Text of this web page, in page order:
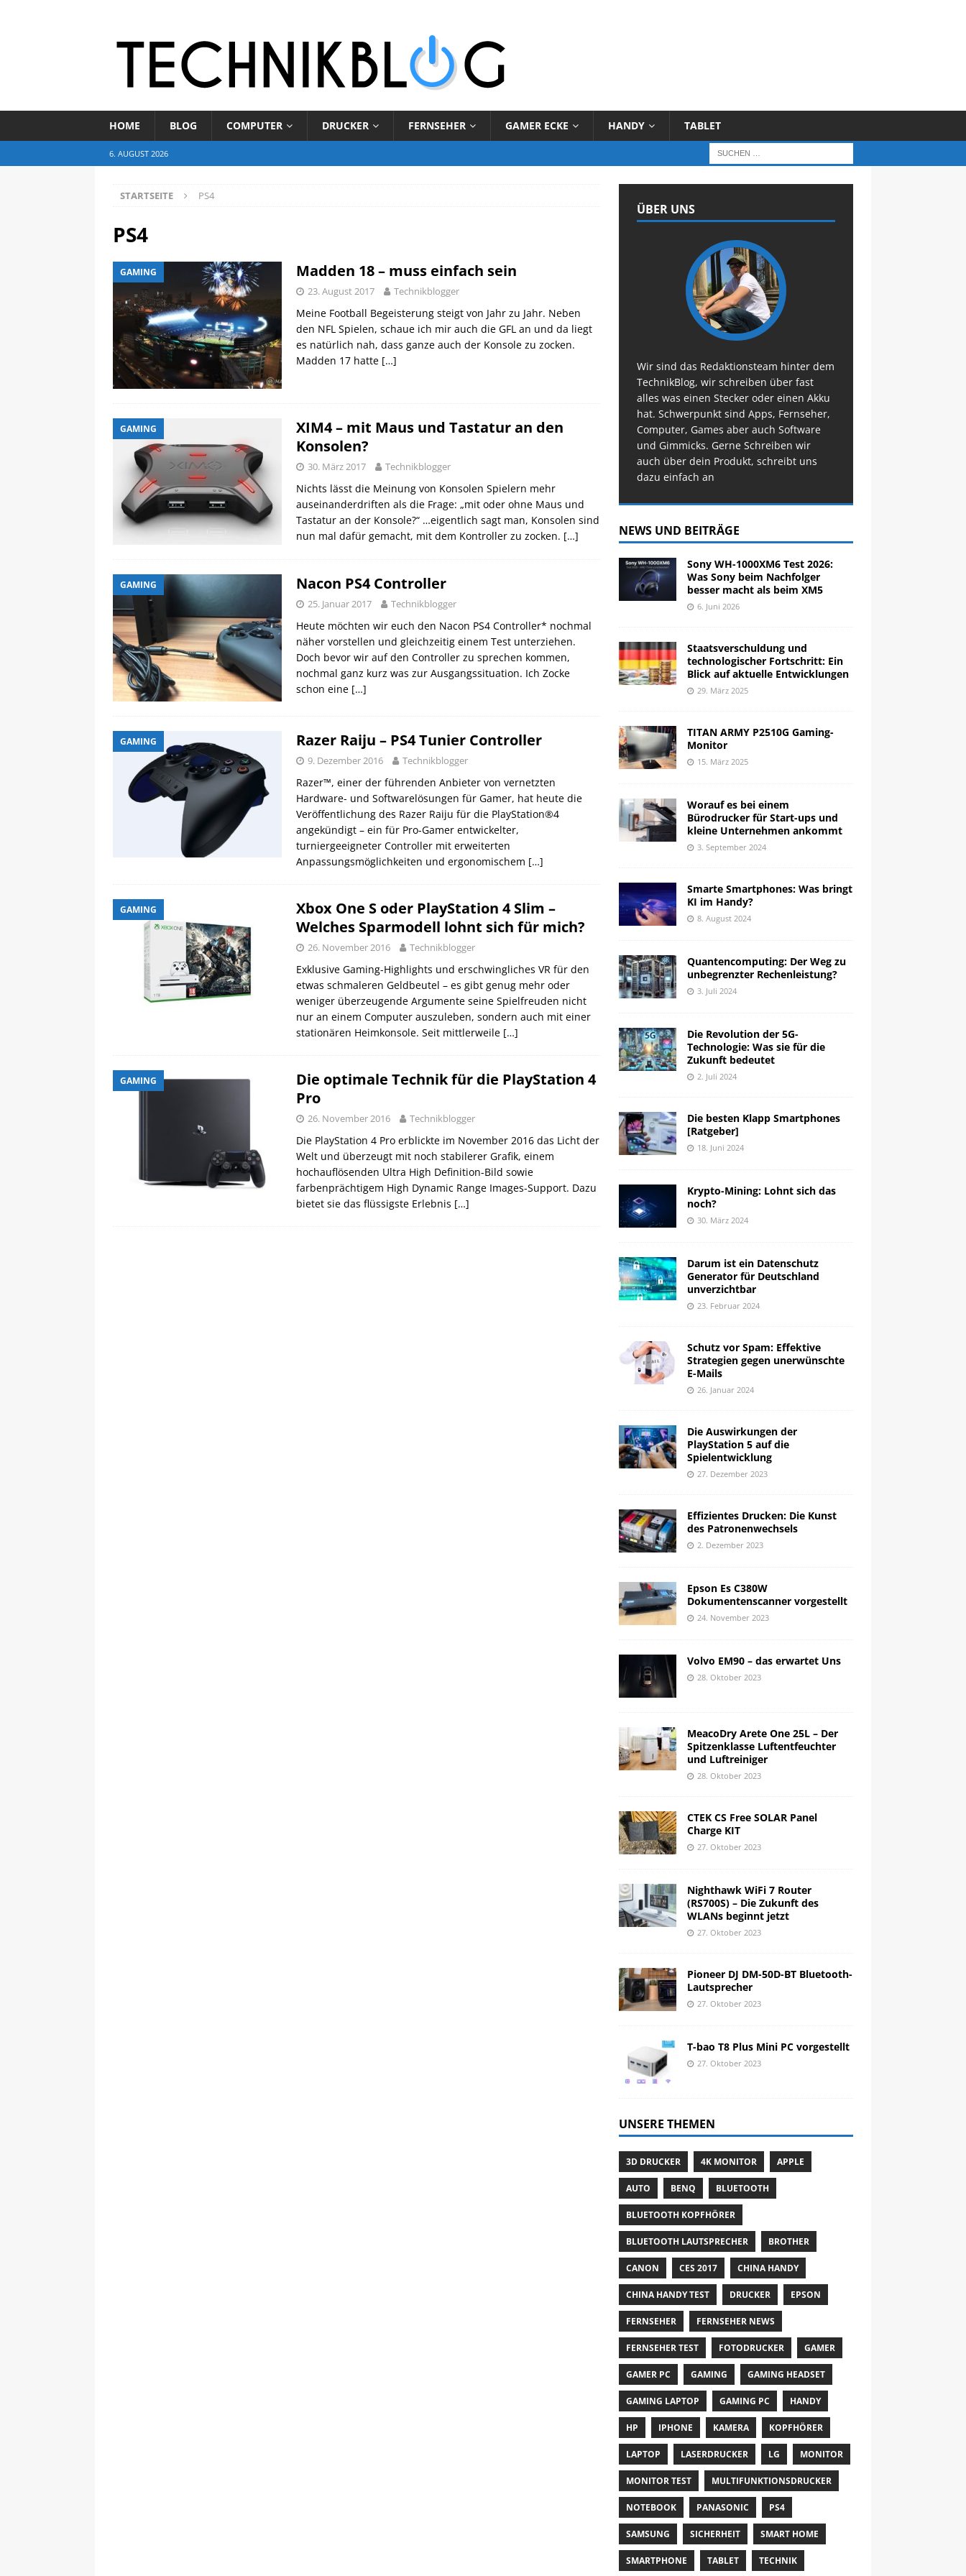
HOME BLOG COMPUTER DRUCKER FERNSEHER GAMER ECKE HANDY TABLET
6. AUGUST 2026
STARTSEITE PS4
PS4
GAMING Madden 18 – muss einfach sein
23. August 2017 Technikblogger
Meine Football Begeisterung steigt von Jahr zu Jahr. Neben
den NFL Spielen, schaue ich mir auch die GFL an und da liegt
es natürlich nah, dass ganze auch der Konsole zu zocken.
Madden 17 hatte […]
GAMING
XIM4 – mit Maus und Tastatur an den
Konsolen?
30. März 2017 Technikblogger
Nichts lässt die Meinung von Konsolen Spielern mehr
auseinanderdriften als die Frage: „mit oder ohne Maus und
Tastatur an der Konsole?“ …eigentlich sagt man, Konsolen sind
nun mal dafür gemacht, mit dem Kontroller zu zocken. […]
GAMING Nacon PS4 Controller
25. Januar 2017 Technikblogger
Heute möchten wir euch den Nacon PS4 Controller* nochmal
näher vorstellen und gleichzeitig einem Test unterziehen.
Doch bevor wir auf den Controller zu sprechen kommen,
nochmal ganz kurz was zur Ausgangssituation. Ich Zocke
schon eine […]
GAMING Razer Raiju – PS4 Tunier Controller
9. Dezember 2016 Technikblogger
Razer™, einer der führenden Anbieter von vernetzten
Hardware- und Softwarelösungen für Gamer, hat heute die
Veröffentlichung des Razer Raiju für die PlayStation®4
angekündigt – ein für Pro-Gamer entwickelter,
turniergeeigneter Controller mit erweiterten
Anpassungsmöglichkeiten und ergonomischem […]
GAMING
Xbox One S oder PlayStation 4 Slim –
Welches Sparmodell lohnt sich für mich?
26. November 2016 Technikblogger
Exklusive Gaming-Highlights und erschwingliches VR für den
etwas schmaleren Geldbeutel – es gibt genug mehr oder
weniger überzeugende Argumente seine Spielfreuden nicht
nur an einem Computer auszuleben, sondern auch mit einer
stationären Heimkonsole. Seit mittlerweile […]
GAMING
Die optimale Technik für die PlayStation 4
Pro
26. November 2016 Technikblogger
Die PlayStation 4 Pro erblickte im November 2016 das Licht der
Welt und überzeugt mit noch stabilerer Grafik, einem
hochauflösenden Ultra High Definition-Bild sowie
farbenprächtigem High Dynamic Range Images-Support. Dazu
bietet sie das flüssigste Erlebnis […]
ÜBER UNS
Wir sind das Redaktionsteam hinter dem
TechnikBlog, wir schreiben über fast
alles was einen Stecker oder einen Akku
hat. Schwerpunkt sind Apps, Fernseher,
Computer, Games aber auch Software
und Gimmicks. Gerne Schreiben wir
auch über dein Produkt, schreibt uns
dazu einfach an
NEWS UND BEITRÄGE
Sony WH-1000XM6 Test 2026:
Was Sony beim Nachfolger
besser macht als beim XM5
6. Juni 2026
Staatsverschuldung und
technologischer Fortschritt: Ein
Blick auf aktuelle Entwicklungen
29. März 2025
TITAN ARMY P2510G Gaming-
Monitor
15. März 2025
Worauf es bei einem
Bürodrucker für Start-ups und
kleine Unternehmen ankommt
3. September 2024
Smarte Smartphones: Was bringt
KI im Handy?
8. August 2024
Quantencomputing: Der Weg zu
unbegrenzter Rechenleistung?
3. Juli 2024
Die Revolution der 5G-
Technologie: Was sie für die
Zukunft bedeutet
2. Juli 2024
Die besten Klapp Smartphones
[Ratgeber]
18. Juni 2024
Krypto-Mining: Lohnt sich das
noch?
30. März 2024
Darum ist ein Datenschutz
Generator für Deutschland
unverzichtbar
23. Februar 2024
Schutz vor Spam: Effektive
Strategien gegen unerwünschte
E-Mails
26. Januar 2024
Die Auswirkungen der
PlayStation 5 auf die
Spielentwicklung
27. Dezember 2023
Effizientes Drucken: Die Kunst
des Patronenwechsels
2. Dezember 2023
Epson Es C380W
Dokumentenscanner vorgestellt
24. November 2023
Volvo EM90 – das erwartet Uns
28. Oktober 2023
MeacoDry Arete One 25L – Der
Spitzenklasse Luftentfeuchter
und Luftreiniger
28. Oktober 2023
CTEK CS Free SOLAR Panel
Charge KIT
27. Oktober 2023
Nighthawk WiFi 7 Router
(RS700S) – Die Zukunft des
WLANs beginnt jetzt
27. Oktober 2023
Pioneer DJ DM-50D-BT Bluetooth-
Lautsprecher
27. Oktober 2023
T-bao T8 Plus Mini PC vorgestellt
27. Oktober 2023
UNSERE THEMEN
3D DRUCKER 4K MONITOR APPLE
AUTO BENQ BLUETOOTH
BLUETOOTH KOPFHÖRER
BLUETOOTH LAUTSPRECHER BROTHER
CANON CES 2017 CHINA HANDY
CHINA HANDY TEST DRUCKER EPSON
FERNSEHER FERNSEHER NEWS
FERNSEHER TEST FOTODRUCKER GAMER
GAMER PC GAMING GAMING HEADSET
GAMING LAPTOP GAMING PC HANDY
HP IPHONE KAMERA KOPFHÖRER
LAPTOP LASERDRUCKER LG MONITOR
MONITOR TEST MULTIFUNKTIONSDRUCKER
NOTEBOOK PANASONIC PS4
SAMSUNG SICHERHEIT SMART HOME
SMARTPHONE TABLET TECHNIK